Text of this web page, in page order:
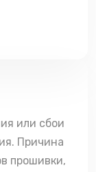
или сбои
Причина
прошивки,